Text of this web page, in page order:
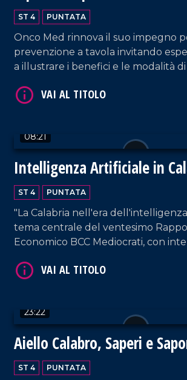
ST 4 PUNTATA
Onco Med rinnova il suo impegno
prevenzione a tavola invitando
a illustrare i benefici e le modalità
08:21
Intelligenza Artificiale in
ST 4 PUNTATA
"La Calabria nell'era
tema centrale del ventesimo
Economico BCC Mediocrati, con
svantaggi delle nuove tecnologie.
23:22
Aiello Calabro, Saperi e
d'Autunno 2024: un viaggio
ST 4 PUNTATA
VAI AL TITOLO
VAI AL TITOLO